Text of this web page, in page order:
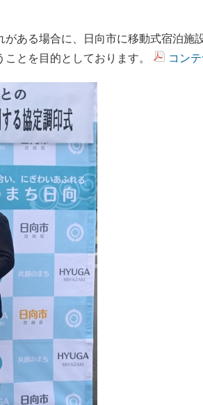
ある場合に、日向市に移動式宿泊施
とを目的としております。
コン